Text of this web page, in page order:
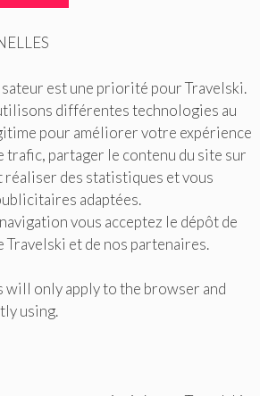
est une priorité pour Travelski.
différentes technologies au
pour améliorer votre expérience
trafic, partager le contenu du site sur
réaliser des statistiques et vous
adaptées.
vous acceptez le dépôt de
Travelski et de nos partenaires.
will only apply to the browser and
using.